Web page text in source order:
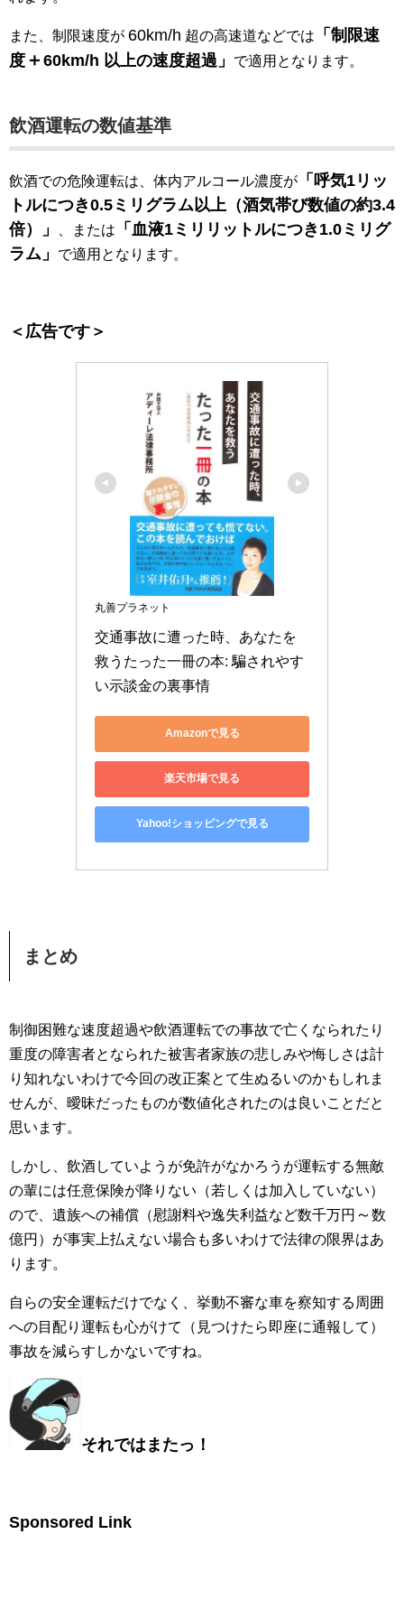
また、制限速度が 60km/h 超の高速道などでは
「制限速
度 ＋ 60km/h 以上の速度超過」 で適用となります。
飲酒運転の数値基準
飲酒での危険運転は、体内アルコール濃度が 「呼気1リッ
トルにつき0.5ミリグラム以上（酒気帯び数値の約3.4
倍）」
、または
「血液1ミリリットルにつき1.0ミリグ
ラム」
で適用となります。
＜広告です＞
丸善プラネット
交通事故に遭った時、あなたを
救うたった一冊の本: 騙されやす
い示談金の裏事情
Amazonで見る
楽天市場で見る
Yahoo!ショッピングで見る
まとめ
制御困難な速度超過や飲酒運転での事故で亡くなられたり
重度の障害者となられた被害者家族の悲しみや悔しさは計
り知れないわけで今回の改正案とて生ぬるいのかもしれま
せんが、曖昧だったものが数値化されたのは良いことだと
思います。
しかし、飲酒していようが免許がなかろうが運転する無敵
の輩には任意保険が降りない（若しくは加入していない）
ので、遺族への補償（慰謝料や逸失利益など数千万円 ～ 数
億円）が事実上払えない場合も多いわけで法律の限界はあ
ります。
自らの安全運転だけでなく、挙動不審な車を察知する周囲
への目配り運転も心がけて（見つけたら即座に通報して）
事故を減らすしかないですね。
それではまたっ！
Sponsored Link